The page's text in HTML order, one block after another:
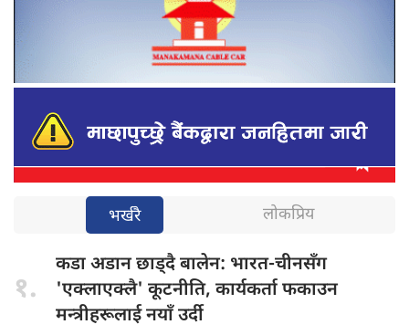
भर्खरै लोकप्रिय
१.
कडा अडानछाड्दै बालेन: भारत-चीनसँग
'एक्लाएक्लै' कूटनीति, कार्यकर्ता फकाउन
मन्त्रीहरूलाई नयाँ उर्दी